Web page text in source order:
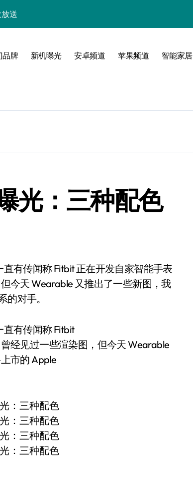
送
过！
！
品牌 新机曝光 安卓频道 苹果频道 智能家居
光：三种配色
今天 Wearable 又推出了一些新图，我
对手。
直有传闻称 Fitbit
经见过一些渲染图，但今天 Wearable
市的 Apple